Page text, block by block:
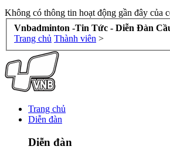
Không có thông tin hoạt động gần đây của
Vnbadminton -Tin Tức - Diễn Đàn
Trang chủ Thành viên >
Trang chủ
Diễn đàn
Diễn đàn